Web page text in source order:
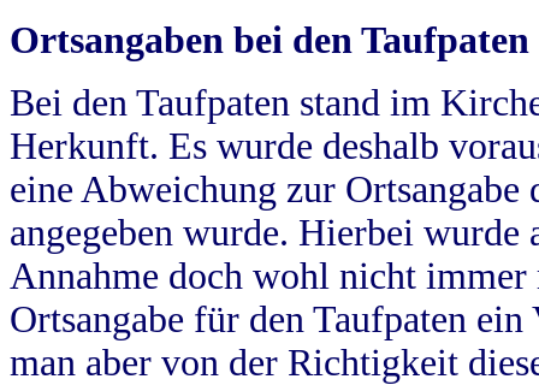
Ortsangaben bei den Taufpaten
Bei den Taufpaten stand im
Herkunft. Es wurde deshalb
eine Abweichung zur
angegeben wurde. Hierbei wurde
Annahme doch wohl nicht
Ortsangabe für den Taufpaten
man aber von der Richtigkeit